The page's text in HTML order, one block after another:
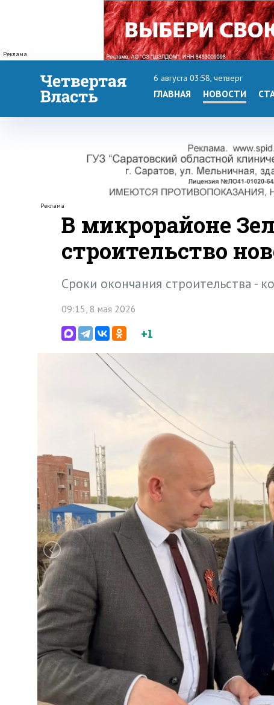
Реклама
6 августа 03:58, четверг
ГЛАВНАЯ НОВОСТИ
Реклама
В микрорайоне
строительство
Сроки окончания строительства -
09:15, 8 мая 2026
+1